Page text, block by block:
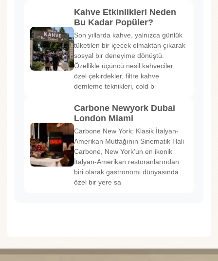
Kahve Etkinlikleri Neden
Bu Kadar Popüler?
Son yıllarda kahve, yalnızca günlük
tüketilen bir içecek olmaktan çıkarak
sosyal bir deneyime dönüştü.
Özellikle üçüncü nesil kahveciler,
özel çekirdekler, filtre kahve
demleme teknikleri, cold b
Carbone Newyork Dubai
London Miami
Carbone New York: Klasik İtalyan-
Amerikan Mutfağının Sinematik Hali
Carbone, New York’un en ikonik
İtalyan-Amerikan restoranlarından
biri olarak gastronomi dünyasında
özel bir yere sa